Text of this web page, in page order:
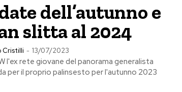
dell’autunno e
slitta al 2024
Cristilli - 13/07/2023
l'ex rete giovane del panorama generalista
per il proprio palinsesto per l'autunno 2023